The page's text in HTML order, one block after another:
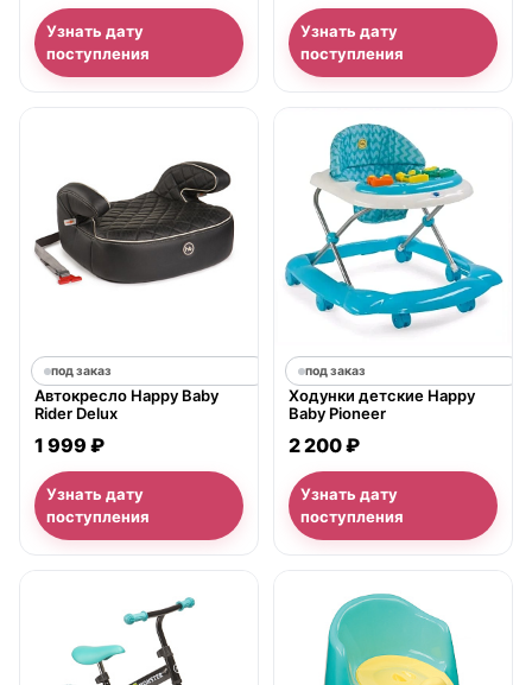
Узнать дату
поступления
Узнать дату
поступления
под заказ
Автокресло Happy Baby
Rider Delux
1 999 ₽
Узнать дату
поступления
под заказ
Ходунки детские Happy
Baby Pioneer
2 200 ₽
Узнать дату
поступления